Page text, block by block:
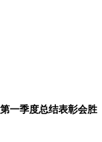
一季度总结表彰会胜